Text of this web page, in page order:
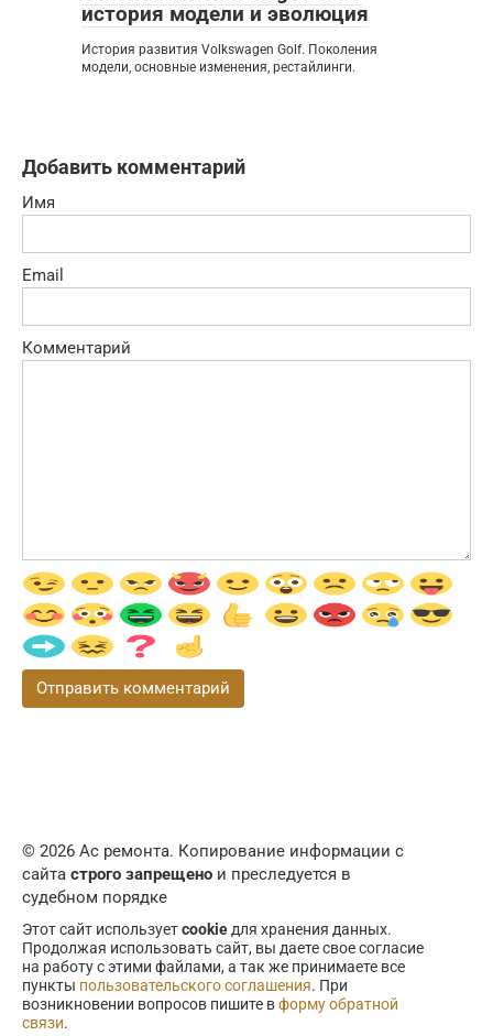
история модели и эволюция
История развития Volkswagen Golf. Поколения
модели, основные изменения, рестайлинги.
Добавить комментарий
Имя
Email
Комментарий
© 2026 Ас ремонта. Копирование информации с
сайта строго запрещено и преследуется в
судебном порядке
Этот сайт используетcookieдля хранения данных.
Продолжая использовать сайт, вы даете свое согласие
на работу с этими файлами, а так же принимаете все
пункты пользовательского соглашения. При
возникновении вопросов пишите вформу обратной
связи.